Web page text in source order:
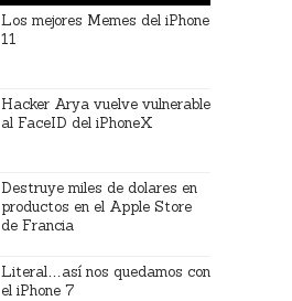
Los mejores Memes del iPhone
11
Hacker Arya vuelve vulnerable
al FaceID del iPhoneX
Destruye miles de dolares en
productos en el Apple Store
de Francia
Literal…así nos quedamos con
el iPhone 7